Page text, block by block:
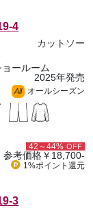
4
カットソー
ールーム
2025年発売
All オールシーズン
42～44% OFF
参考価格￥18,700-
1%ポイント 還元
3